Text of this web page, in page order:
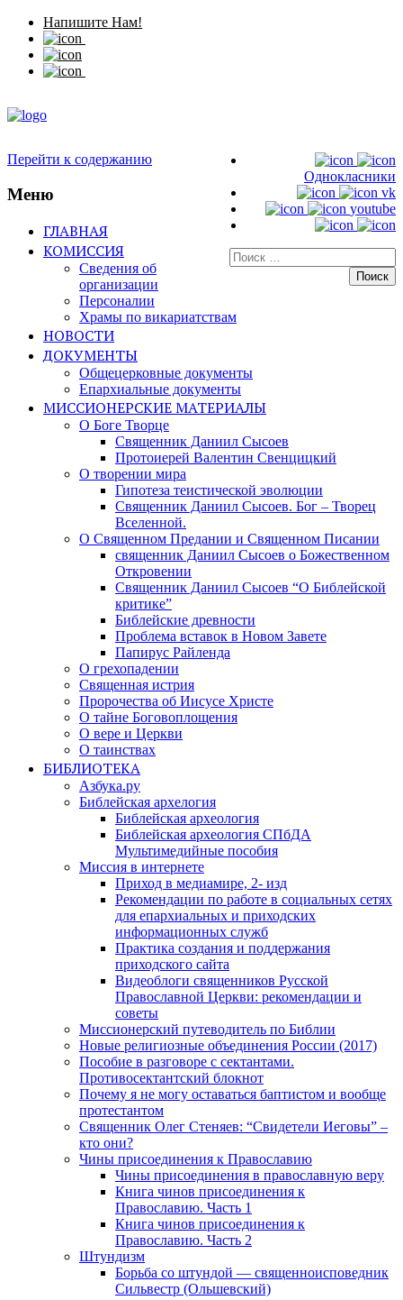
Напишите Нам!
Однокласники
vk
youtube
Искать:
Перейти к содержанию
Меню
ГЛАВНАЯ
КОМИССИЯ
Сведения об
организации
Персоналии
Храмы по викариатствам
НОВОСТИ
ДОКУМЕНТЫ
Общецерковные документы
Епархиальные документы
МИССИОНЕРСКИЕ МАТЕРИАЛЫ
О Боге Творце
Священник Даниил Сысоев
Протоиерей Валентин Свенцицкий
О творении мира
Гипотеза теистической эволюции
Священник Даниил Сысоев. Бог – Творец
Вселенной.
О Священном Предании и Священном Писании
священник Даниил Сысоев о Божественном
Откровении
Священник Даниил Сысоев “О Библейской
критике”
Библейские древности
Проблема вставок в Новом Завете
Папирус Райленда
О грехопадении
Священная истрия
Пророчества об Иисусе Христе
О тайне Боговоплощения
О вере и Церкви
О таинствах
БИБЛИОТЕКА
Азбука.ру
Библейская архелогия
Библейская археология
Библейская археология СПбДА
Мультимедийные пособия
Миссия в интернете
Приход в медиамире, 2- изд
Рекомендации по работе в социальных сетях
для епархиальных и приходских
информационных служб
Практика создания и поддержания
приходского сайта
Видеоблоги священников Русской
Православной Церкви: рекомендации и
советы
Миссионерский путеводитель по Библии
Новые религиозные объединения России (2017)
Пособие в разговоре с сектантами.
Противосектантский блокнот
Почему я не могу оставаться баптистом и вообще
протестантом
Священник Олег Стеняев: “Свидетели Иеговы” –
кто они?
Чины присоединения к Православию
Чины присоединения в православную веру
Книга чинов присоединения к
Православию. Часть 1
Книга чинов присоединения к
Православию. Часть 2
Штундизм
Борьба со штундой — священноисповедник
Сильвестр (Ольшевский)